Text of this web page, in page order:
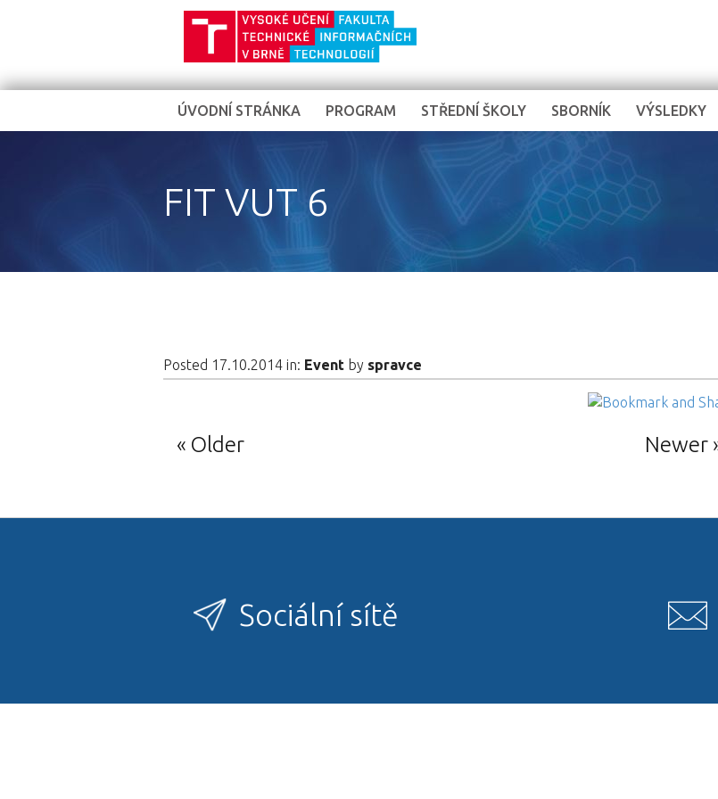
ÚVODNÍ STRÁNKA PROGRAM STŘEDNÍ ŠKOLY SBORNÍK VÝSLEDKY
FIT VUT 6
Posted 17.10.2014 in: Event by spravce
Older Newer
Sociální sítě